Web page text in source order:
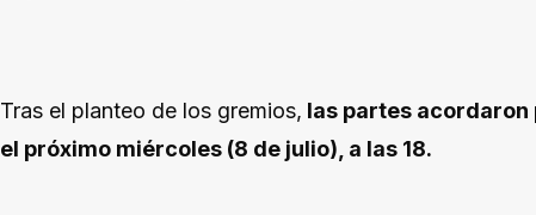
Tras el planteo de los gremios, las partes acordaron
el próximo miércoles (8 de julio), a las 18.